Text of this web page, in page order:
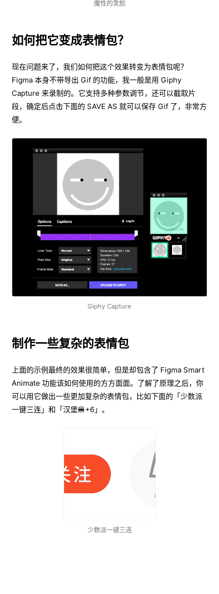
魔性的笑脸
如何把它变成表情包？
现在问题来了，我们如何把这个效果转变为表情包呢？
Figma 本身不带导出 Gif 的功能，我一般是用 Giphy
Capture 来录制的。它支持多种参数调节，还可以截取片
段，确定后点击下面的 SAVE AS 就可以保存 Gif 了，非常方
便。
Giphy Capture
制作一些复杂的表情包
上面的示例最终的效果很简单，但是却包含了 Figma Smart
Animate 功能该如何使用的方方面面。了解了原理之后，你
可以用它做出一些更加复杂的表情包，比如下面的「少数派
一键三连」和「汉堡🍔+6」。
少数派一键三连